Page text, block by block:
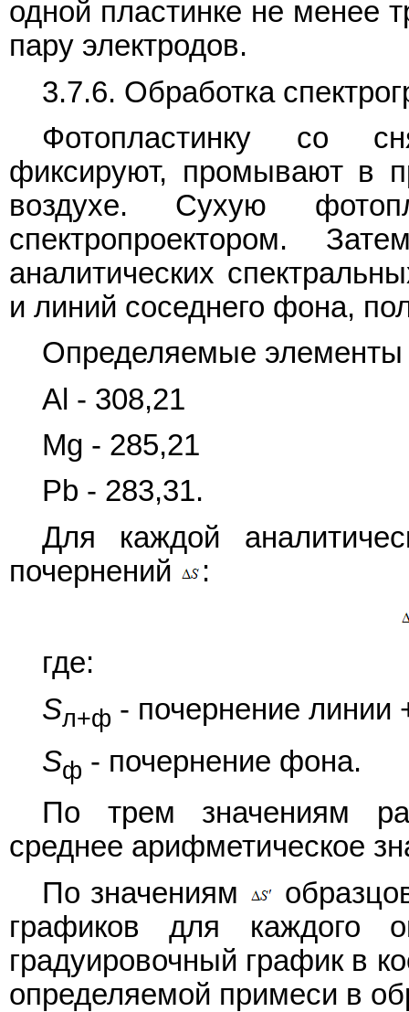
одной пластинке не менее
пару электродов.
3.7.6. Обработка
Фотопластинку со
фиксируют, промывают в
воздухе. Сухую
спектропроектором.
аналитических
и линий соседнего фона,
Определяемые элементы
Al - 308,21
Mg - 285,21
Pb - 283,31.
Для каждой
почернений
:
где:
Sл+ф - почернение линии
Sф - почернение фона.
По трем значениям
среднее арифметическое
По значениям
графиков для каждого
градуировочный график в
определяемой примеси в